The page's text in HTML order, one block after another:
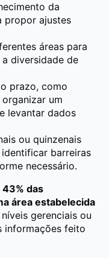
da
propor ajustes
áreas para
diversidade de
prazo, como
um
levantar dados
ou quinzenais
barreiras
necessário.
43% das
área estabelecida
gerenciais ou
informações feito